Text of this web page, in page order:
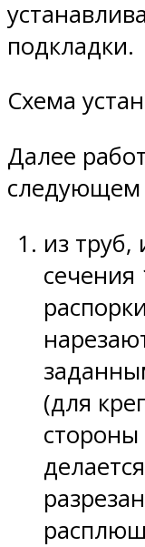
подкладки.
Схема
Далее
следующем
из
(для